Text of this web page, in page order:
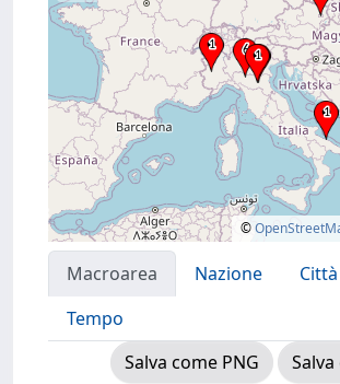
©
Macroarea Nazione Città
Tempo
Salva come PNG
Salva